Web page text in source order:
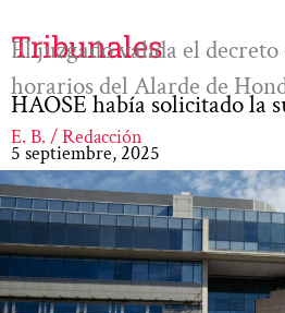
Tribunales
El juzgado valida el
horarios del Alarde de
HAOSE había solicitado la
E. B. / Redacción
5 septiembre, 2025